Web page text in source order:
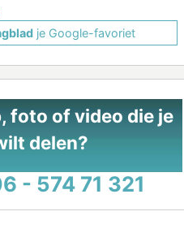
je Google-favoriet
foto of video die je
delen?
- 574 71 321